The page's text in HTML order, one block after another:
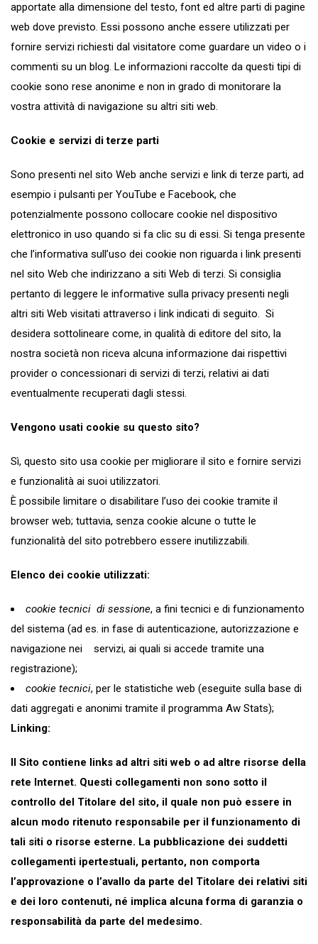
apportate alla dimensione del testo, font ed altre parti di pagine
web dove previsto. Essi possono anche essere utilizzati per
fornire servizi richiesti dal visitatore come guardare un video o i
commenti su un blog. Le informazioni raccolte da questi tipi di
cookie sono rese anonime e non in grado di monitorare la
vostra attività di navigazione su altri siti web.
Cookie e servizi di terze parti
Sono presenti nel sito Web anche servizi e link di terze parti, ad
esempio i pulsanti per YouTube e Facebook, che
potenzialmente possono collocare cookie nel dispositivo
elettronico in uso quando si fa clic su di essi. Si tenga presente
che l’informativa sull’uso dei cookie non riguarda i link presenti
nel sito Web che indirizzano a siti Web di terzi. Si consiglia
pertanto di leggere le informative sulla privacy presenti negli
altri siti Web visitati attraverso i link indicati di seguito. Si
desidera sottolineare come, in qualità di editore del sito, la
nostra società non riceva alcuna informazione dai rispettivi
provider o concessionari di servizi di terzi, relativi ai dati
eventualmente recuperati dagli stessi.
Vengono usati cookie su questo sito?
Sì, questo sito usa cookie per migliorare il sito e fornire servizi
e funzionalità ai suoi utilizzatori.
È possibile limitare o disabilitare l’uso dei cookie tramite il
browser web; tuttavia, senza cookie alcune o tutte le
funzionalità del sito potrebbero essere inutilizzabili.
Elenco dei cookie utilizzati:
cookie tecnici di sessione, a fini tecnici e di funzionamento
del sistema (ad es. in fase di autenticazione, autorizzazione e
navigazione nei servizi, ai quali si accede tramite una
registrazione);
cookie tecnici, per le statistiche web (eseguite sulla base di
dati aggregati e anonimi tramite il programma Aw Stats);
Linking:
Il Sito contiene links ad altri siti web o ad altre risorse della
rete Internet. Questi collegamenti non sono sotto il
controllo del Titolare del sito, il quale non può essere in
alcun modo ritenuto responsabile per il funzionamento di
tali siti o risorse esterne. La pubblicazione dei suddetti
collegamenti ipertestuali, pertanto, non comporta
l’approvazione o l’avallo da parte del Titolare dei relativi siti
e dei loro contenuti, né implica alcuna forma di garanzia o
responsabilità da parte del medesimo.